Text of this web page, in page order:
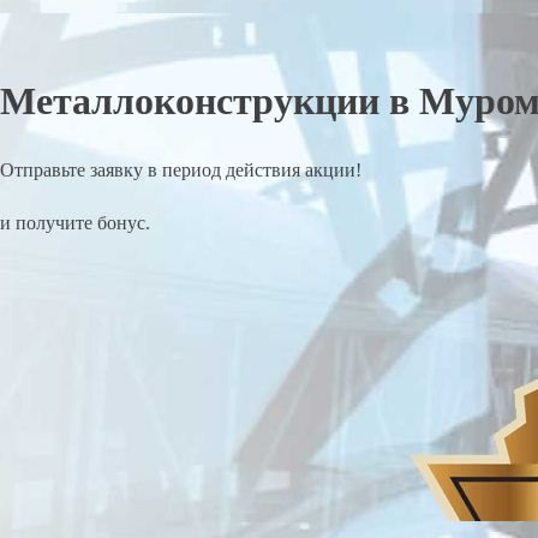
Металлоконструкции в
Отправьте заявку в период действия акции!
и получите бонус.